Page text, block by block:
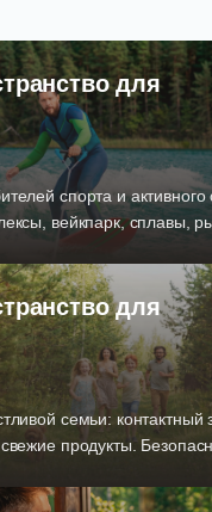
для
спорта и активного
вейкпарк, сплавы,
для
семьи: контактный
продукты.